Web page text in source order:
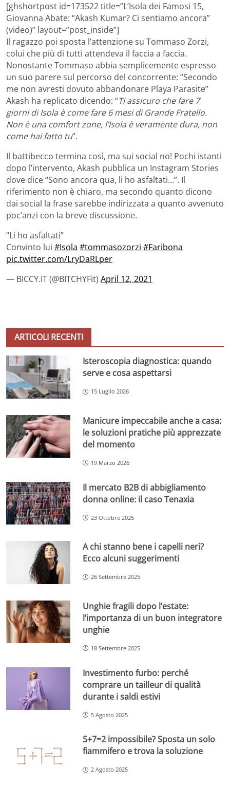
[ghshortpost id=173522 title=”L’Isola dei Famosi 15,
Giovanna Abate: “Akash Kumar? Ci sentiamo ancora”
(video)” layout=”post_inside”]
Il ragazzo poi sposta l’attenzione su Tommaso Zorzi,
colui che più di tutti attendeva il faccia a faccia.
Nonostante Tommaso abbia semplicemente espresso
un suo parere sul percorso del concorrente: “Secondo
me non avresti dovuto abbandonare Playa Parasite”
Akash ha replicato dicendo: “Ti assicuro che fare 7
giorni di Isola è come fare 6 mesi di Grande Fratello.
Non è una comfort zone, l’Isola è veramente dura, non
come hai fatto tu“.
Il battibecco termina così, ma sui social no! Pochi istanti
dopo l’intervento, Akash pubblica un Instagram Stories
dove dice “Sono ancora qua, li ho asfaltati…”. Il
riferimento non è chiaro, ma secondo quanto dicono
dai social la frase sarebbe indirizzata a quanto avvenuto
poc’anzi con la breve discussione.
“Li ho asfaltati”
Convinto lui #Isola #tommasozorzi #Faribona
pic.twitter.com/LryDaRLper
— BICCY.IT (@BITCHYFit) April 12, 2021
ARTICOLI RECENTI
Isteroscopia diagnostica: quando
serve e cosa aspettarsi
15 Luglio 2026
Manicure impeccabile anche a casa:
le soluzioni pratiche più apprezzate
del momento
19 Marzo 2026
Il mercato B2B di abbigliamento
donna online: il caso Tenaxia
23 Ottobre 2025
A chi stanno bene i capelli neri?
Ecco alcuni suggerimenti
26 Settembre 2025
Unghie fragili dopo l’estate:
l’importanza di un buon integratore
unghie
18 Settembre 2025
Investimento furbo: perché
comprare un tailleur di qualità
durante i saldi estivi
5 Agosto 2025
5+7=2 impossibile? Sposta un solo
fiammifero e trova la soluzione
2 Agosto 2025